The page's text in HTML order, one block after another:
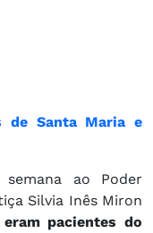
de Santa Maria e
ao Poder
Silvia Inês Miron
pacientes do